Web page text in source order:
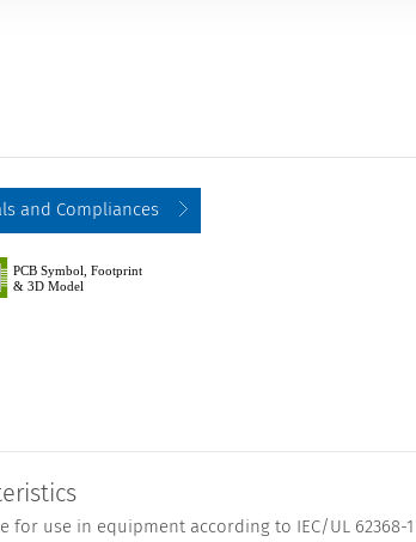
and Compliances
for use in equipment according to IEC/UL 62368-1